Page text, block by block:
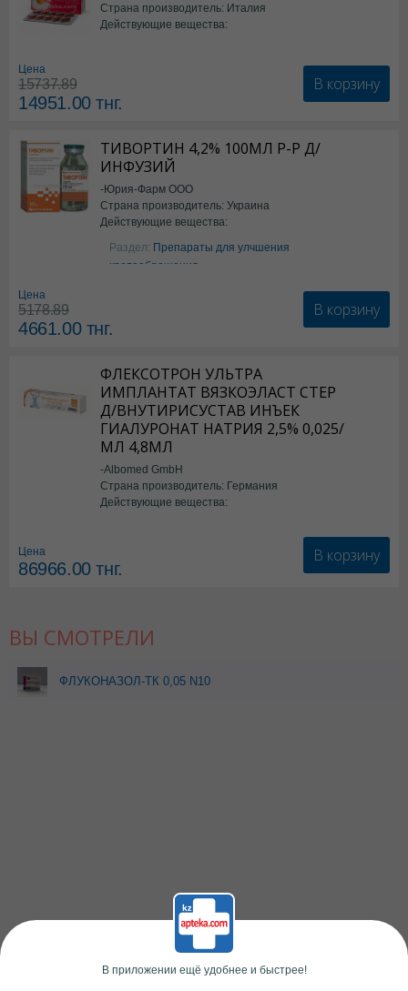
Страна производитель: Италия
Действующие вещества:
Цена
15737.89
14951.00тнг.
В корзину
ТИВОРТИН 4,2% 100МЛ Р-Р Д/
ИНФУЗИЙ
-Юрия-Фарм ООО
Страна производитель: Украина
Действующие вещества:
Аргинин
Раздел: Препараты для улчшения
кровообращения
Цена
5178.89
4661.00тнг.
В корзину
ФЛЕКСОТРОН УЛЬТРА
ИМПЛАНТАТ ВЯЗКОЭЛАСТ СТЕР
Д/ВНУТИРИСУСТАВ ИНЪЕК
ГИАЛУРОНАТ НАТРИЯ 2,5% 0,025/
МЛ 4,8МЛ
-Albomed GmbH
Страна производитель: Германия
Действующие вещества:
Цена
86966.00тнг.
В корзину
ВЫ СМОТРЕЛИ
ФЛУКОНАЗОЛ-ТК 0,05 N10
В приложении ещё удобнее и быстрее!